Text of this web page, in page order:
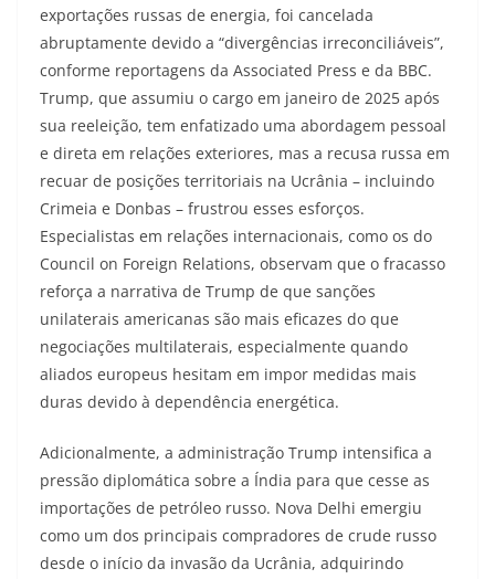
exportações russas de energia, foi cancelada
abruptamente devido a “divergências irreconciliáveis”,
conforme reportagens da Associated Press e da BBC.
Trump, que assumiu o cargo em janeiro de 2025 após
sua reeleição, tem enfatizado uma abordagem pessoal
e direta em relações exteriores, mas a recusa russa em
recuar de posições territoriais na Ucrânia – incluindo
Crimeia e Donbas – frustrou esses esforços.
Especialistas em relações internacionais, como os do
Council on Foreign Relations, observam que o fracasso
reforça a narrativa de Trump de que sanções
unilaterais americanas são mais eficazes do que
negociações multilaterais, especialmente quando
aliados europeus hesitam em impor medidas mais
duras devido à dependência energética.
Adicionalmente, a administração Trump intensifica a
pressão diplomática sobre a Índia para que cesse as
importações de petróleo russo. Nova Delhi emergiu
como um dos principais compradores de crude russo
desde o início da invasão da Ucrânia, adquirindo